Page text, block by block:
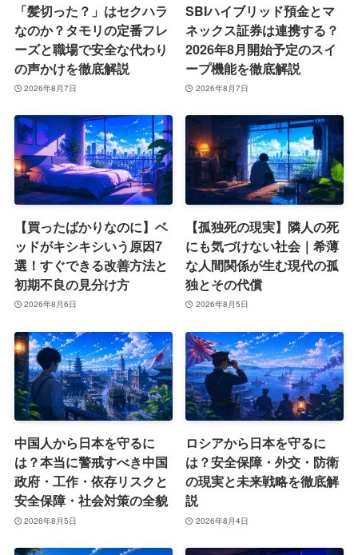
「髪切った？」はセクハラ
なのか？タモリの定番フレ
ーズと職場で安全な代わり
の声かけを徹底解説
2026年8月7日
SBIハイブリッド預金とマ
ネックス証券は連携する？
2026年8月開始予定のスイ
ープ機能を徹底解説
2026年8月7日
【買ったばかりなのに】ベ
ッドがキシキシいう原因7
選！すぐできる改善方法と
初期不良の見分け方
2026年8月6日
【孤独死の現実】隣人の死
にも気づけない社会｜希薄
な人間関係が生む現代の孤
独とその代償
2026年8月5日
中国人から日本を守るに
は？本当に警戒すべき中国
政府・工作・依存リスクと
安全保障・社会対策の全貌
2026年8月5日
ロシアから日本を守るに
は？安全保障・外交・防衛
の現実と未来戦略を徹底解
説
2026年8月4日